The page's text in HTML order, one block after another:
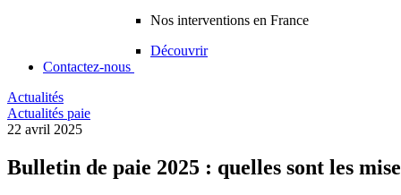
Nos interventions en France
Découvrir
Contactez-nous
Actualités
Actualités paie
22 avril 2025
Bulletin de paie 2025 : quelles sont les